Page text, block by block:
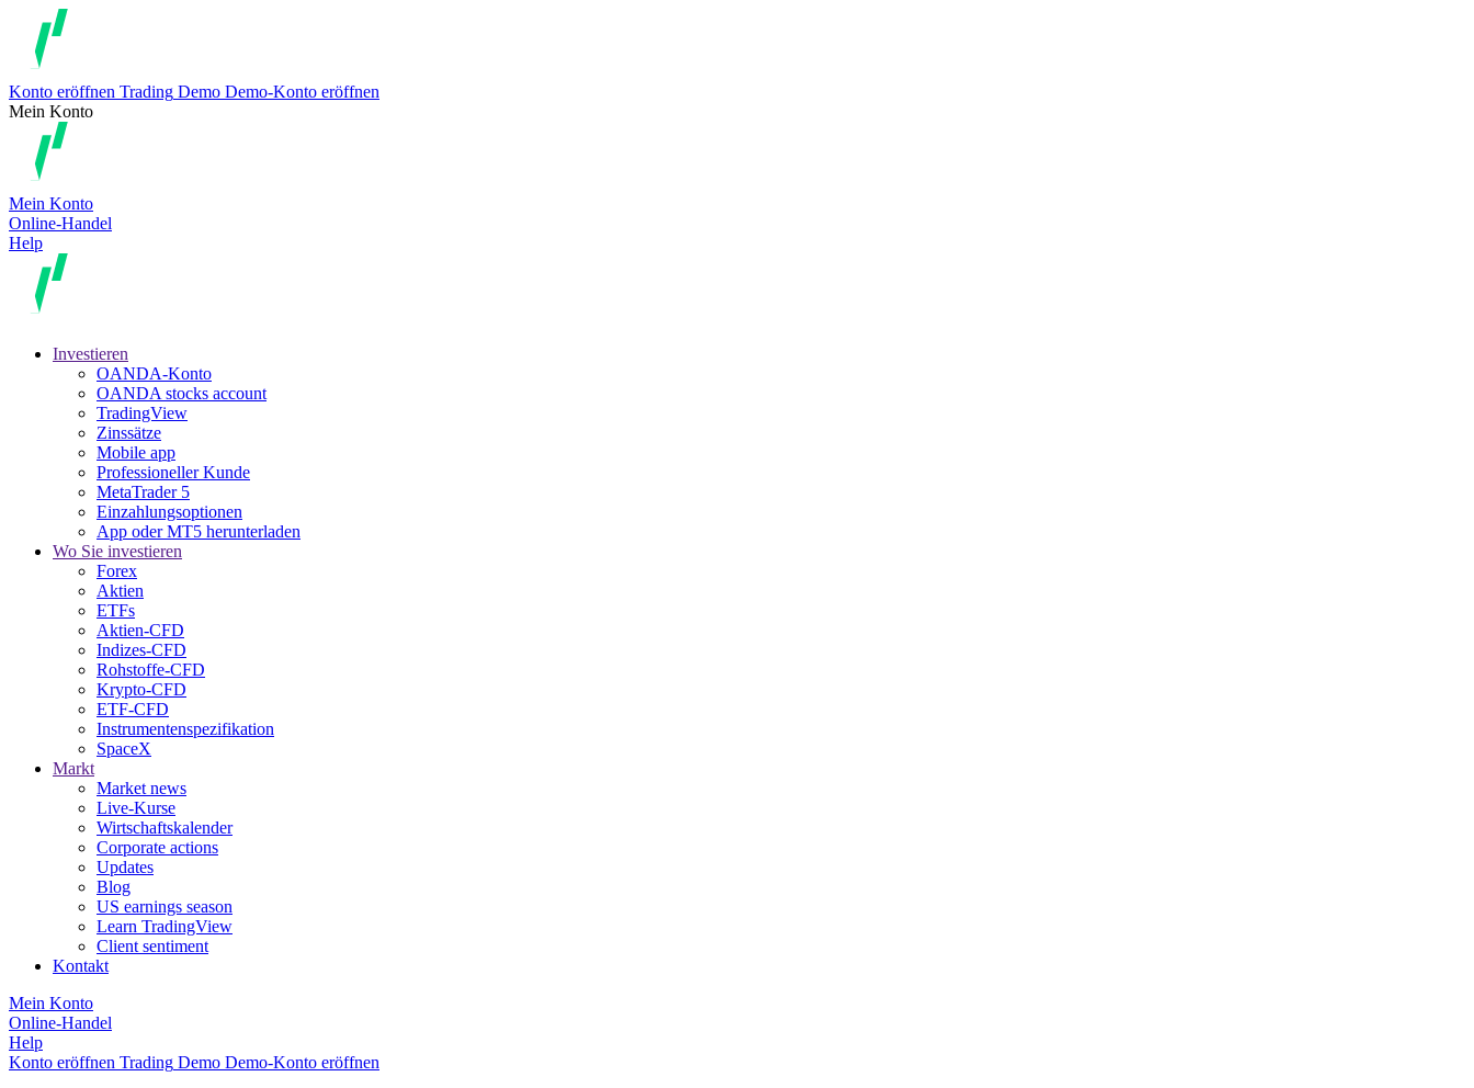
Konto eröffnen Trading Demo Demo-Konto eröffnen
Mein Konto
Mein Konto
Online-Handel
Help
Investieren
OANDA-Konto
OANDA stocks account
TradingView
Zinssätze
Mobile app
Professioneller Kunde
MetaTrader 5
Einzahlungsoptionen
App oder MT5 herunterladen
Wo Sie investieren
Forex
Aktien
ETFs
Aktien-CFD
Indizes-CFD
Rohstoffe-CFD
Krypto-CFD
ETF-CFD
Instrumentenspezifikation
SpaceX
Markt
Market news
Live-Kurse
Wirtschaftskalender
Corporate actions
Updates
Blog
US earnings season
Learn TradingView
Client sentiment
Kontakt
Mein Konto
Online-Handel
Help
Konto eröffnen Trading Demo Demo-Konto eröffnen